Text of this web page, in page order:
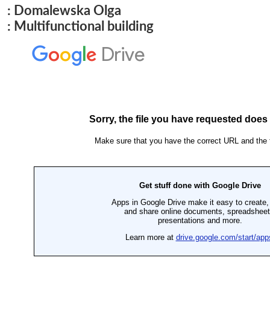
: Domalewska Olga
: Multifunctional building